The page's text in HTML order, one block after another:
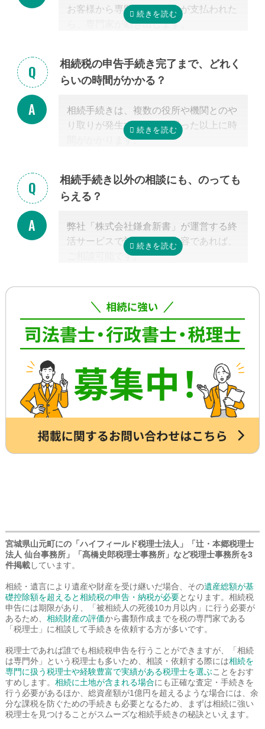
お客様から専門家に着手金が支払われた
ら、専門家が動き出します。
ル・郵便などを使って進捗状況などの連
絡を取り合う形になります。
ば大丈夫ですので、ご安心ください。
相続税の申告手続き完了まで、どれく
らいの時間がかかる？
相続手続きは、複数の役所や機関とのや
り取りが発生するため、思った以上に時
間がかかります。
り、専門家が効率よく進めたとしても一
般的には全部で約3-4カ月かかると言わ
これに相続税申告が加わると、相談発生
後10カ月以内に申告しなければならない
ため、早めの動き出しが肝心です。
る場合、平日昼間に何度も役所に行くな
どさらに時間がかかるので、専門家に任
せたほうが早く確実に手続きが進み、ス
トレスもなく安心でしょう。
相続手続き以外の相談にも、のっても
らえる？
弊社「株式会社鎌倉新書」が運営する終
活サービスで対応可能な内容であれば、
ご相談可能です。
却支援、のこされた高齢のご家族の見守
り・介護支援、相続した財産の資産運用
のご相談、本位牌や法要・海洋散骨・お
墓など仏事に関するご相談などです。
詳しくは専門スタッフまでお問合せくだ
宮城県山元町にの「ハイフィールド税理士法人」「辻・本郷税理士
法人 仙台事務所」「髙橋史郎税理士事務所」など税理士事務所を3
件掲載しています。
相続・遺言により遺産や財産を受け継いだ場合、その遺産総額が基
礎控除額を超えると相続税の申告・納税が必要となります。相続税
申告には期限があり、「被相続人の死後10カ月以内」に行う必要が
あるため、 相続財産の評価から書類作成までを税の専門家である
「税理士」に相談して手続きを依頼する方が多いです。
税理士であれば誰でも相続税申告を行うことができますが、「相続
は専門外」という税理士も多いため、相談・依頼する際には相続を
専門に扱う税理士や経験豊富で実績がある税理士を選ぶことをおす
すめします。 相続に土地が含まれる場合にも正確な査定・手続きを
行う必要があるほか、総資産額が1億円を超えるような場合には、余
分な課税を防ぐための手続きも必要となるため、まずは相続に強い
税理士を見つけることがスムーズな相続手続きの秘訣といえます。